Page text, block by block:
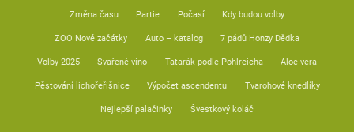
Změna času Partie Počasí Kdy budou volby
ZOO Nové začátky Auto – katalog 7 pádů Honzy Dědka
Volby 2025 Svařené víno Tatarák podle Pohlreicha Aloe vera
Pěstování lichořeřišnice Výpočet ascendentu Tvarohové knedlíky
Nejlepší palačinky Švestkový koláč